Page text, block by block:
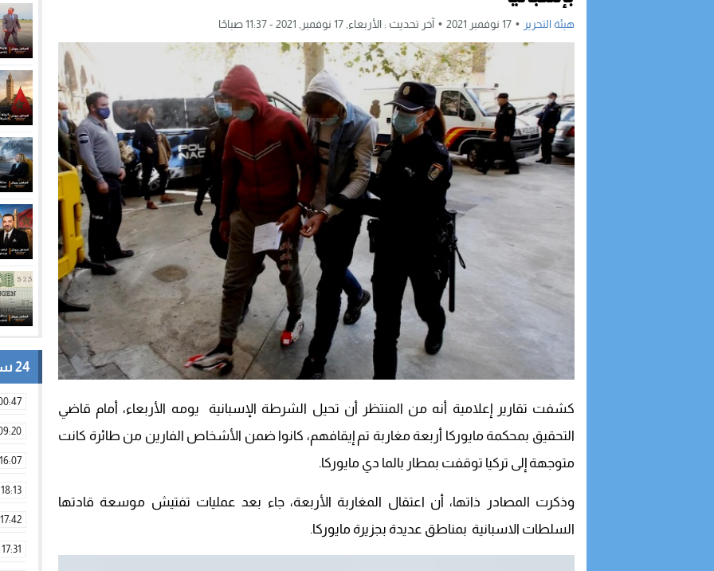
هيئة التحرير 17 نوفمبر 2021 آخر تحديث : الأربعاء, 17 نوفمبر, 2021 - 11:37 صباحًا
كشفت تقارير إعلامية أنه من المنتظر أن تحيل الشرطة الإسبانية يومه الأربعاء، أمام قاضي
التحقيق بمحكمة مايوركا أربعة مغاربة تم إيقافهم، كانوا ضمن الأشخاص الفارين من طائرة كانت
متوجهة إلى تركيا توقفت بمطار بالما دي مايوركا.
وذكرت المصادر ذاتها، أن اعتقال المغاربة الأربعة، جاء بعد عمليات تفتيش موسعة قادتها
السلطات الاسبانية بمناطق عديدة بجزيرة مايوركا.
24 ساعة
16:07
18:13
17:42
17:31